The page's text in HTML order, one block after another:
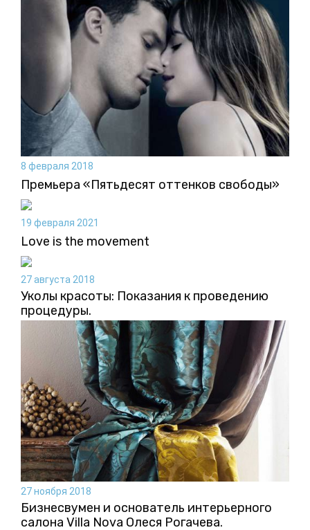
8 февраля 2018
Премьера «Пятьдесят оттенков свободы»
19 февраля 2021
Love is the movement
27 августа 2018
Уколы красоты: Показания к проведению
процедуры.
27 ноября 2018
Бизнесвумен и основатель интерьерного
салона Villa Nova Олеся Рогачева.